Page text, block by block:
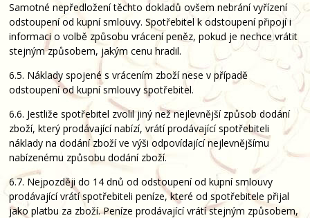
Samotné nepředložení těchto dokladů ovšem nebrání vyřízení
odstoupení od kupní smlouvy. Spotřebitel k odstoupení připojí i
informaci o volbě způsobu vrácení peněz, pokud je nechce vrátit
stejným způsobem, jakým cenu hradil.
6.5. Náklady spojené s vrácením zboží nese v případě
odstoupení od kupní smlouvy spotřebitel.
6.6. Jestliže spotřebitel zvolil jiný než nejlevnější způsob dodání
zboží, který prodávající nabízí, vrátí prodávající spotřebiteli
náklady na dodání zboží ve výši odpovídající nejlevnějšímu
nabízenému způsobu dodání zboží.
6.7. Nejpozději do 14 dnů od odstoupení od kupní smlouvy
prodávající vrátí spotřebiteli peníze, které od spotřebitele přijal
jako platbu za zboží. Peníze prodávající vrátí stejným způsobem,